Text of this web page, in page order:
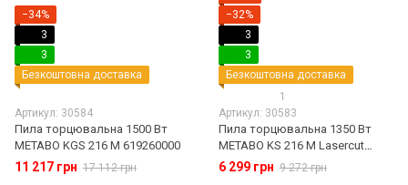
−34%
3
3
Безкоштовна доставка
Артикул: 30584
Пила торцювальна 1500 Вт
METABO KGS 216 M 619260000
11 217 грн 17 112 грн
−32%
3
3
Безкоштовна доставка
1
Артикул: 30583
Пила торцювальна 1350 Вт
METABO KS 216 M Lasercut
619216000
6 299 грн 9 272 грн